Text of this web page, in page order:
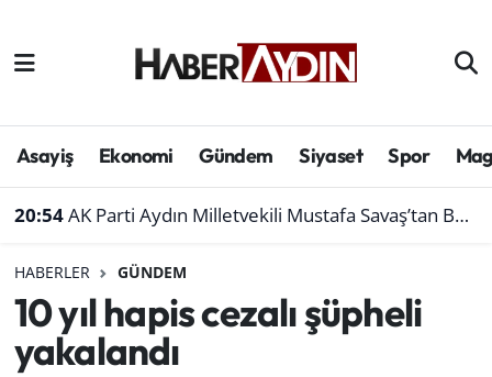
Asayiş Ekonomi Gündem Siyaset Spor
20:54AK Parti Aydın Milletvekili Mustafa Savaş’tan Bakan Yumaklı’ya ziyaret
HABERLER GÜNDEM
10 yıl hapis cezalı şüpheli
yakalandı
Afyonkarahisar
Çevre
Genel
Haber
Aydın Hava Durumu
Süper Lig Puan Durumu ve Fikstür
Son Dakika Haberleri
Haber Arşivi